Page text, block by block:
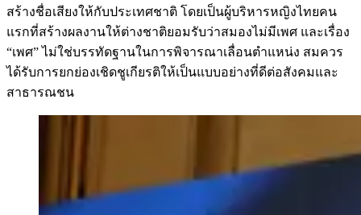
สร้างชื่อเสียงให้กับประเทศชาติ โดยเป็นผู้บริหารหญิงไทยคน
แรกที่สร้างผลงานให้ต่างชาติยอมรับว่าสมองไม่มีเพศ และเรื่อง
“เพศ” ไม่ใช่บรรทัดฐานในการพิจารณาเลื่อนตำแหน่ง สมควร
ได้รับการยกย่องเชิดชูเกียรติให้เป็นแบบอย่างที่ดีต่อสังคมและ
สาธารณชน